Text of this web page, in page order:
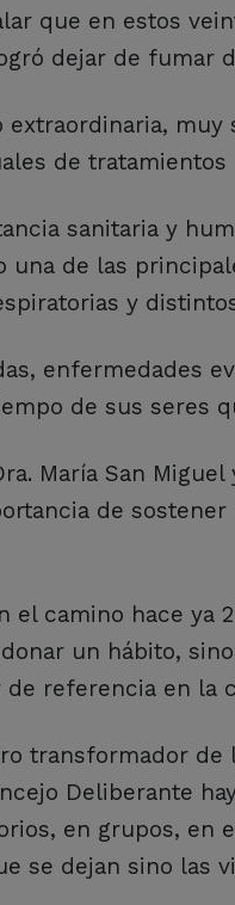
que en estos
dejar de fumar
extraordinaria,
de
sanitaria y
de las
y
enfermedades
de sus seres
María San
de
camino hace ya
un hábito,
referencia en la
transformador
Deliberante
en grupos, en
se dejan sino las